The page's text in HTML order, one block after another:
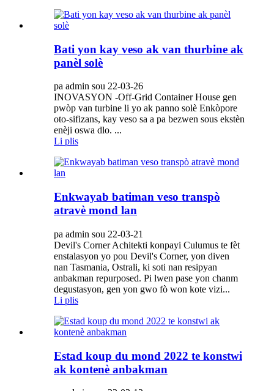
Bati yon kay veso ak van thurbine ak
panèl solè
pa admin sou 22-03-26
INOVASYON -Off-Grid Container House gen
pwòp van turbine li yo ak panno solè Enkòpore
oto-sifizans, kay veso sa a pa bezwen sous ekstèn
enèji oswa dlo. ...
Li plis
Enkwayab batiman veso transpò
atravè mond lan
pa admin sou 22-03-21
Devil's Corner Achitekti konpayi Culumus te fèt
enstalasyon yo pou Devil's Corner, yon diven
nan Tasmania, Ostrali, ki soti nan resipyan
anbakman repurposed. Pi lwen pase yon chanm
degustasyon, gen yon gwo fò won kote vizi...
Li plis
Estad koup du mond 2022 te konstwi
ak kontenè anbakman